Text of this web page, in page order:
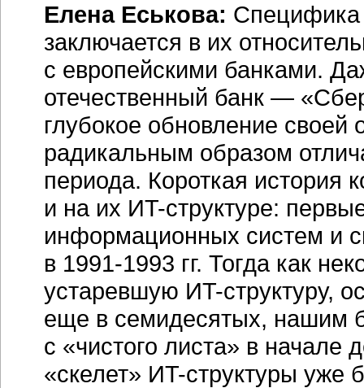
Елена Еськова: Специфика
заключается в их
с европейскими банками.
отечественный банк —
глубокое обновление своей
радикальным образом
периода. Короткая история
и на их ИT-структуре:
информационных систем и
в 1991-1993 гг. Тогда как
устаревшую ИT-структуру,
еще в семидесятых, нашим
с «чистого листа» в начале
«скелет» ИT-структуры уже